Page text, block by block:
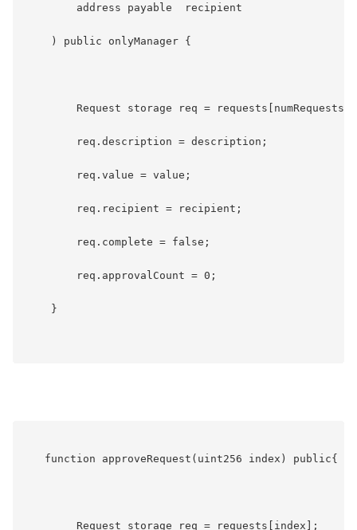
address payable  recipient
) public onlyManager {
Request storage req =
req.description = description;
req.value = value;
req.recipient = recipient;
req.complete = false;
req.approvalCount = 0;
}
function approveRequest(uint256 index) public{
Request storage req = requests[index];